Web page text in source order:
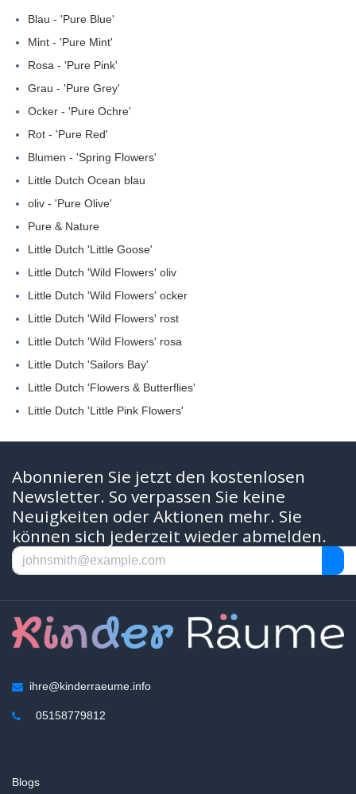
Blau - 'Pure Blue'
Mint - 'Pure Mint'
Rosa - 'Pure Pink'
Grau - 'Pure Grey'
Ocker - 'Pure Ochre'
Rot - 'Pure Red'
Blumen - 'Spring Flowers'
Little Dutch Ocean blau
oliv - 'Pure Olive'
Pure & Nature
Little Dutch 'Little Goose'
Little Dutch 'Wild Flowers' oliv
Little Dutch 'Wild Flowers' ocker
Little Dutch 'Wild Flowers' rost
Little Dutch 'Wild Flowers' rosa
Little Dutch 'Sailors Bay'
Little Dutch 'Flowers & Butterflies'
Little Dutch 'Little Pink Flowers'
Abonnieren Sie jetzt den kostenlosen
Newsletter. So verpassen Sie keine
Neuigkeiten oder Aktionen mehr. Sie
können sich jederzeit wieder abmelden.
ihre@kinderraeume.info
05158779812
Blogs